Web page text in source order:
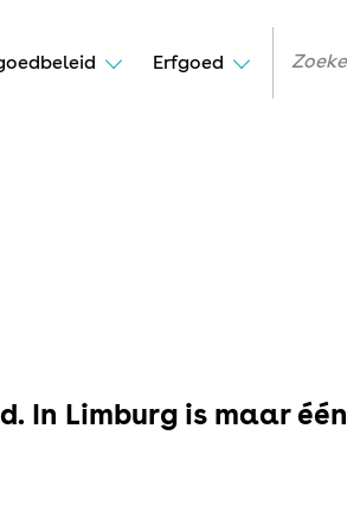
Erfgoed
In Limburg is maar één